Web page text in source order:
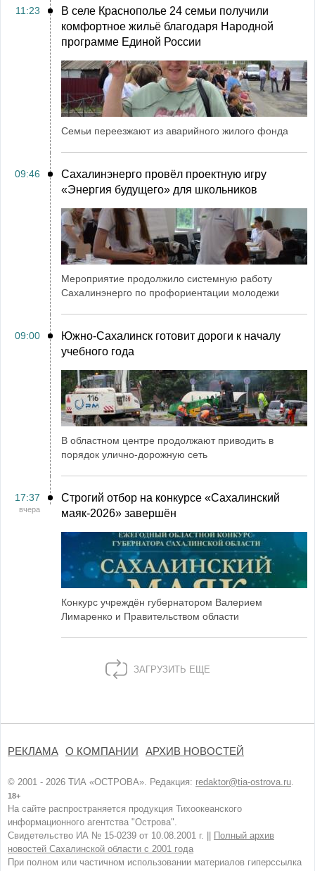
11:23
В селе Краснополье 24 семьи получили
комфортное жильё благодаря Народной
программе Единой России
Семьи переезжают из аварийного жилого фонда
09:46
Сахалинэнерго провёл проектную игру
«Энергия будущего» для школьников
Мероприятие продолжило системную работу
Сахалинэнерго по профориентации молодежи
09:00
Южно-Сахалинск готовит дороги к началу
учебного года
В областном центре продолжают приводить в
порядок улично-дорожную сеть
17:37
вчера
Строгий отбор на конкурсе «Сахалинский
маяк‑2026» завершён
Конкурс учреждён губернатором Валерием
Лимаренко и Правительством области
ЗАГРУЗИТЬ ЕЩЕ
РЕКЛАМА О КОМПАНИИ АРХИВ НОВОСТЕЙ
© 2001 - 2026 ТИА «ОСТРОВА». Редакция: redaktor@tia-ostrova.ru
18+
На сайте распространяется продукция Тихоокеанского
информационного агентства "Острова".
Свидетельство ИА № 15-0239 от 10.08.2001 г. ||
Полный архив
новостей Сахалинской области с 2001 года
При полном или частичном использовании материалов гиперссылка